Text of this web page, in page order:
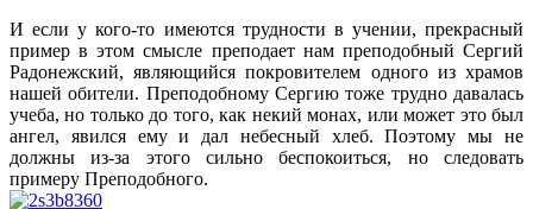
И если у кого-то имеются трудности в учении, прекрасный
пример в этом смысле преподает нам преподобный Сергий
Радонежский, являющийся покровителем одного из храмов
нашей обители. Преподобному Сергию тоже трудно давалась
учеба, но только до того, как некий монах, или может это был
ангел, явился ему и дал небесный хлеб. Поэтому мы не
должны из-за этого сильно беспокоиться, но следовать
примеру Преподобного.